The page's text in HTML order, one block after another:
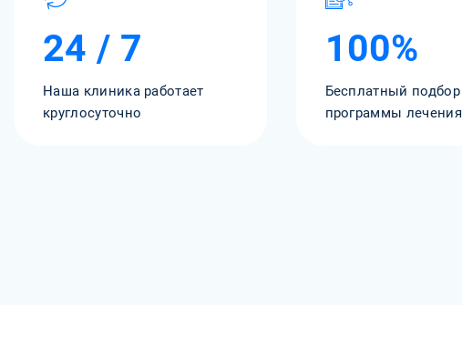
24 / 7
Наша клиника работает
круглосуточно
100%
Бесплатный подбор
программы лечения